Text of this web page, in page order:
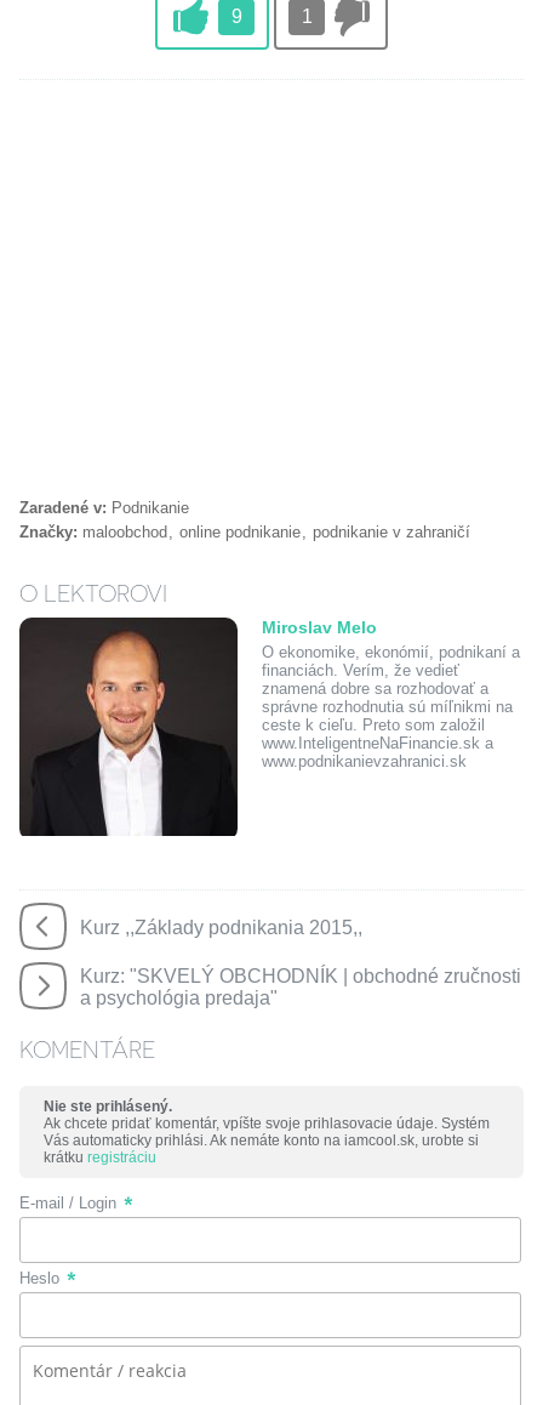
9 1
Zaradené v: Podnikanie
Značky: maloobchod online podnikanie podnikanie v zahraničí
O LEKTOROVI
Miroslav Melo
O ekonomike, ekonómií, podnikaní a
financiách. Verím, že vedieť
znamená dobre sa rozhodovať a
správne rozhodnutia sú míľnikmi na
ceste k cieľu. Preto som založil
www.InteligentneNaFinancie.sk a
www.podnikanievzahranici.sk
Kurz ,,Základy podnikania 2015,,
Kurz: "SKVELÝ OBCHODNÍK | obchodné zručnosti
a psychológia predaja"
KOMENTÁRE
Nie ste prihlásený.
Ak chcete pridať komentár, vpíšte svoje prihlasovacie údaje. Systém
Vás automaticky prihlási. Ak nemáte konto na iamcool.sk, urobte si
krátku registráciu
E-mail / Login
Heslo